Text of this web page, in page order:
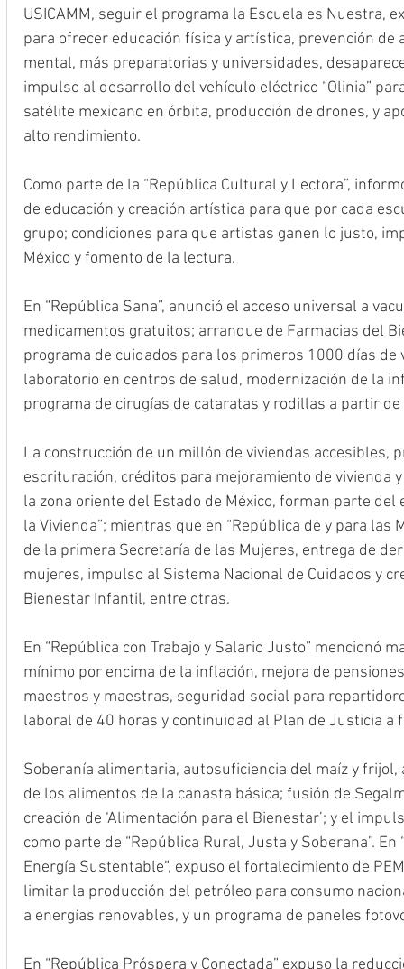
USICAMM, seguir el programa la Escuela es Nuestra,
para ofrecer educación física y artística, prevención
mental, más preparatorias y universidades,
impulso al desarrollo del vehículo eléctrico “Olinia”
satélite mexicano en órbita, producción de drones, y
alto rendimiento. ​​
Como parte de la “República Cultural y Lectora”,
de educación y creación artística para que por cada
grupo; condiciones para que artistas ganen lo justo,
México y fomento de la lectura.
En “República Sana”, anunció el acceso universal a
medicamentos gratuitos; arranque de Farmacias del
programa de cuidados para los primeros 1000 días
laboratorio en centros de salud, modernización de la
programa de cirugías de cataratas y rodillas a partir
La construcción de un millón de viviendas accesibles,
escrituración, créditos para mejoramiento de vivienda
la zona oriente del Estado de México, forman parte del
la Vivienda”; mientras que en “República de y para las
de la primera Secretaría de las Mujeres, entrega de
mujeres, impulso al Sistema Nacional de Cuidados y
Bienestar Infantil, entre otras.
En “República con Trabajo y Salario Justo” mencionó
mínimo por encima de la inflación, mejora de
maestros y maestras, seguridad social para
laboral de 40 horas y continuidad al Plan de Justicia a
Soberanía alimentaria, autosuficiencia del maíz y
de los alimentos de la canasta básica; fusión de
creación de ‘Alimentación para el Bienestar’; y el
como parte de “República Rural, Justa y Soberana”.
Energía Sustentable”, expuso el fortalecimiento de
limitar la producción del petróleo para consumo
a energías renovables, y un programa de paneles
En “República Próspera y Conectada” expuso la